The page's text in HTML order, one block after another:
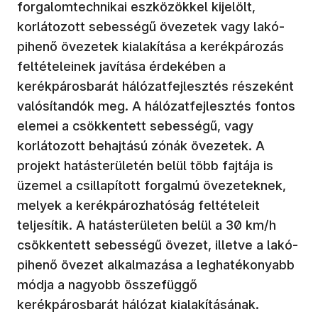
forgalomtechnikai eszközökkel kijelölt,
korlátozott sebességű övezetek vagy lakó-
pihenő övezetek kialakítása a kerékpározás
feltételeinek javítása érdekében a
kerékpárosbarát hálózatfejlesztés részeként
valósítandók meg. A hálózatfejlesztés fontos
elemei a csökkentett sebességű, vagy
korlátozott behajtású zónák övezetek. A
projekt hatásterületén belül több fajtája is
üzemel a csillapított forgalmú övezeteknek,
melyek a kerékpározhatóság feltételeit
teljesítik. A hatásterületen belül a 30 km/h
csökkentett sebességű övezet, illetve a lakó-
pihenő övezet alkalmazása a leghatékonyabb
módja a nagyobb összefüggő
kerékpárosbarát hálózat kialakításának.